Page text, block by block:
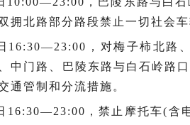
拥北路部分路段禁止一切社会车
16:30—23:00，对梅子柿北路
中门路、巴陵东路与白石岭路
通管制和分流措施。
16:30—23:00，禁止摩托车(含